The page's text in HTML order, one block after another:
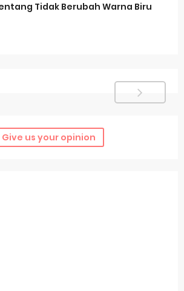
Tidak Berubah Warna Biru
Give us your opinion